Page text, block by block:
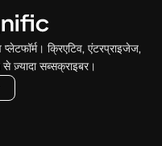
क्रिएटिव, एंटरप्राइजेज,
ज़्यादा सब्सक्राइबर।